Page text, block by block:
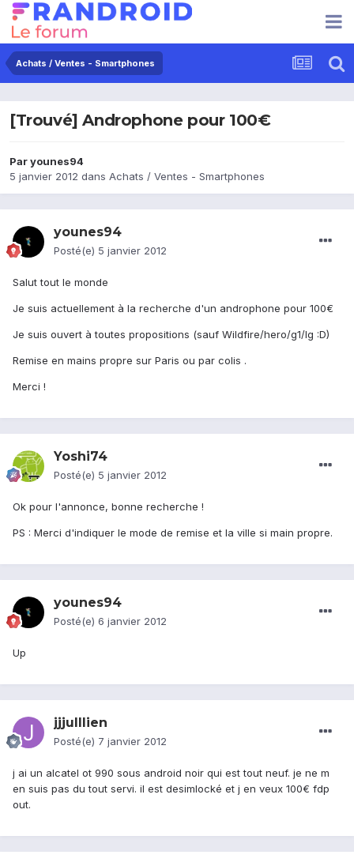
Achats / Ventes - Smartphones
[Trouvé] Androphone pour 100€
Paryounes94
5 janvier 2012 dans Achats / Ventes - Smartphones
younes94
Posté(e) 5 janvier 2012
Salut tout le monde
Je suis actuellement à la recherche d'un androphone pour 100€
Je suis ouvert à toutes propositions (sauf Wildfire/hero/g1/lg :D)
Remise en mains propre sur Paris ou par colis .
Merci !
Yoshi74
Posté(e) 5 janvier 2012
Ok pour l'annonce, bonne recherche !
PS : Merci d'indiquer le mode de remise et la ville si main propre.
younes94
Posté(e) 6 janvier 2012
Up
jjjulllien
Posté(e) 7 janvier 2012
j ai un alcatel ot 990 sous android noir qui est tout neuf. je ne m
en suis pas du tout servi. il est desimlocké et j en veux 100€ fdp
out.